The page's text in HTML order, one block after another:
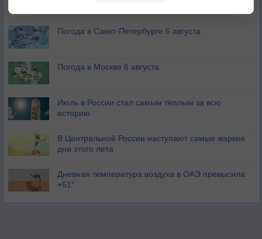
Погода в Санкт-Петербурге 6 августа
Погода в Москве 6 августа
Июль в России стал самым тёплым за всю
историю
В Центральной России наступают самые жаркие
дни этого лета
Дневная температура воздуха в ОАЭ превысила
+51°